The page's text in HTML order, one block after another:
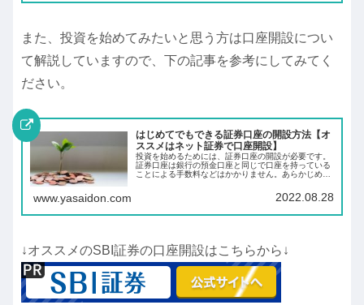
また、投資を始めてみたいと思う方は口座開設につい
て解説していますので、下の記事を参考にしてみてく
ださい。
はじめてでもできる証券口座の開設方法【オ
ススメはネット証券で口座開設】
投資を始めるためには、証券口座の開設が必要です。
証券口座は銀行の預金口座と同じで口座を持っている
ことによる手数料などはかかりません。あらかじめ証
www.yasaidon.com 2022.08.28
↓オススメのSBI証券の口座開設はこちらから↓